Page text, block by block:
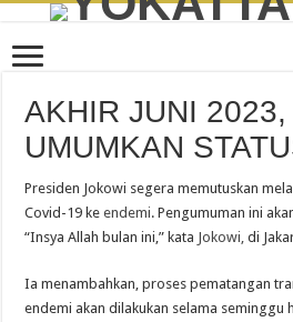
AKHIR JUNI
UMUMKAN
Presiden Jokowi segera memutuskan
Covid-19 keendemi. Pengumuman ini
“Insya Allah bulan ini,” kata Jokowi,di
Ia menambahkan, proses pematangan
endemi akan dilakukan selama seminggu